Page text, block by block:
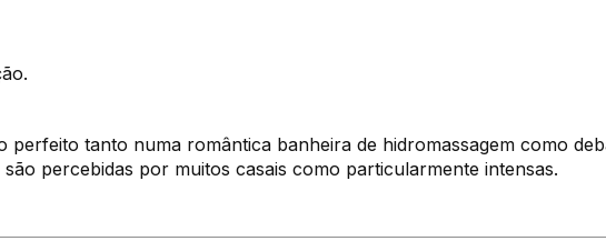
tanto numa romântica banheira de hidromassagem como
percebidas por muitos casais como particularmente intensas.